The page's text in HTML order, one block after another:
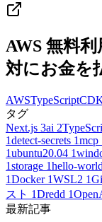
AWS 無料
対にお金を
AWSTypeScript
タグ
Next.js 3ai 2
1detect-secrets 1mcp
1ubuntu20.04 1
1storage 1hello-world
1Docker 1WSL2 1
スト 1Dredd 1
最新記事